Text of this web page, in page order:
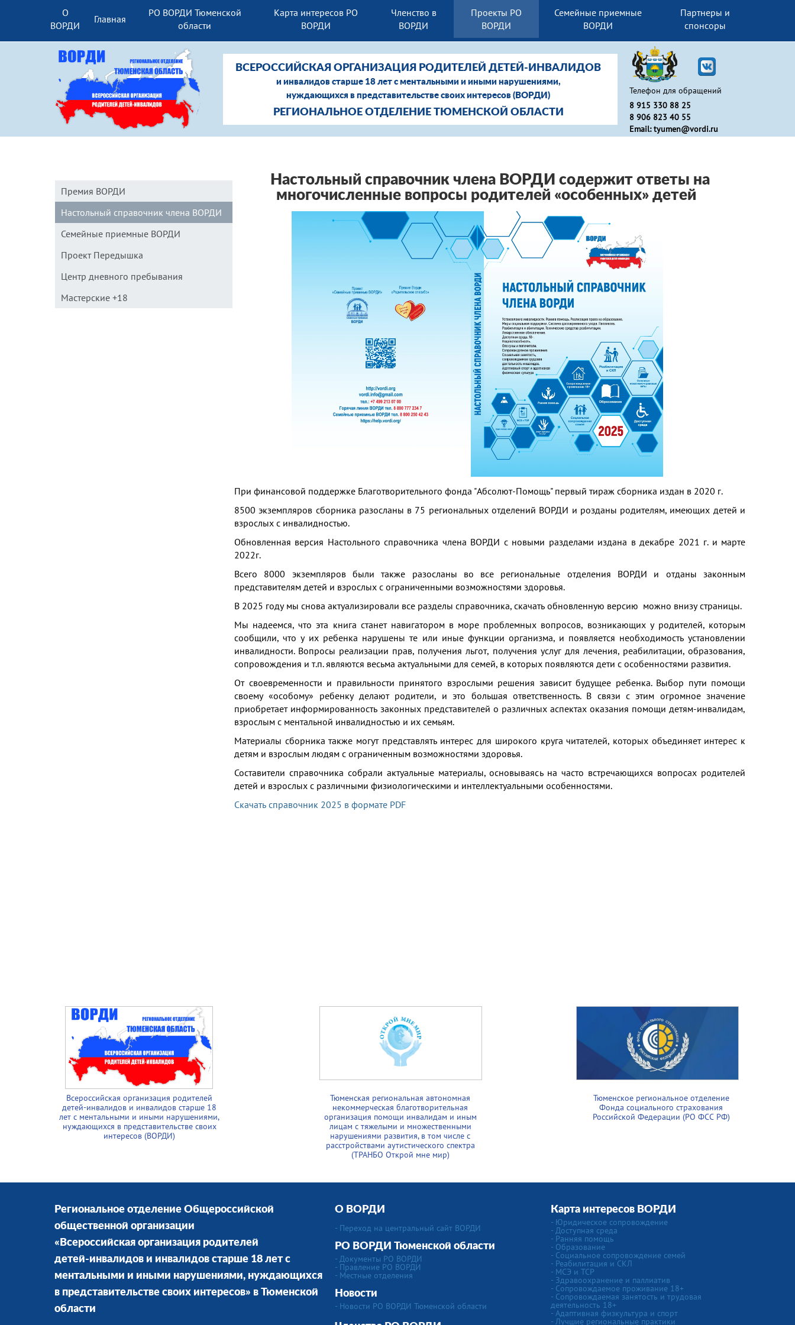
О
ВОРДИ
Главная
РО ВОРДИ Тюменской
области
Карта интересов РО
ВОРДИ
Членство в
ВОРДИ
Проекты РО
ВОРДИ
Семейные приемные
ВОРДИ
Партнеры и
спонсоры
Телефон для обращений
8 915 330 88 25
8 906 823 40 55
Email: tyumen@vordi.ru
ВСЕРОССИЙСКАЯ ОРГАНИЗАЦИЯ РОДИТЕЛЕЙ ДЕТЕЙ-ИНВАЛИДОВ
и инвалидов старше 18 лет с ментальными и иными нарушениями,
нуждающихся в представительстве своих интересов (ВОРДИ)
РЕГИОНАЛЬНОЕ ОТДЕЛЕНИЕ ТЮМЕНСКОЙ ОБЛАСТИ
При финансовой поддержке Благотворительного фонда "Абсолют-Помощь" первый тираж сборника издан в 2020 г.
8500 экземпляров сборника разосланы в 75 региональных отделений ВОРДИ и розданы родителям, имеющих детей и
взрослых с инвалидностью.
Обновленная версия Настольного справочника члена ВОРДИ с новыми разделами издана в декабре 2021 г. и марте
2022г.
Всего 8000 экземпляров были также разосланы во все региональные отделения ВОРДИ и отданы законным
представителям детей и взрослых с ограниченными возможностями здоровья.
В 2025 году мы снова актуализировали все разделы справочника, скачать обновленную версию можно внизу страницы.
Мы надеемся, что эта книга станет навигатором в море проблемных вопросов, возникающих у родителей, которым
сообщили, что у их ребенка нарушены те или иные функции организма, и появляется необходимость установлении
инвалидности. Вопросы реализации прав, получения льгот, получения услуг для лечения, реабилитации, образования,
сопровождения и т.п. являются весьма актуальными для семей, в которых появляются дети с особенностями развития.
От своевременности и правильности принятого взрослыми решения зависит будущее ребенка. Выбор пути помощи
своему «особому» ребенку делают родители, и это большая ответственность. В связи с этим огромное значение
приобретает информированность законных представителей о различных аспектах оказания помощи детям-инвалидам,
взрослым с ментальной инвалидностью и их семьям.
Материалы сборника также могут представлять интерес для широкого круга читателей, которых объединяет интерес к
детям и взрослым людям с ограниченным возможностями здоровья.
Составители справочника собрали актуальные материалы, основываясь на часто встречающихся вопросах родителей
детей и взрослых с различными физиологическими и интеллектуальными особенностями.
Скачать справочник 2025 в формате PDF
Настольный справочник члена ВОРДИ содержит ответы на
многочисленные вопросы родителей «особенных» детей
Премия ВОРДИ
Настольный справочник члена ВОРДИ
Семейные приемные ВОРДИ
Проект Передышка
Центр дневного пребывания
Мастерские +18
Всероссийская организация родителей
детей-инвалидов и инвалидов старше 18
лет с ментальными и иными нарушениями,
нуждающихся в представительстве своих
интересов (ВОРДИ)
Тюменская региональная автономная
некоммерческая благотворительная
организация помощи инвалидам и иным
лицам с тяжелыми и множественными
нарушениями развития, в том числе с
расстройствами аутистического спектра
(ТРАНБО Открой мне мир)
Тюменское региональное отделение
Фонда социального страхования
Российской Федерации (РО ФСС РФ)
Региональное отделение Общероссийской
общественной организации
«Всероссийская организация родителей
детей-инвалидов и инвалидов старше 18 лет с
ментальными и иными нарушениями, нуждающихся
в представительстве своих интересов» в Тюменской
области
О ВОРДИ
- Переход на центральный сайт ВОРДИ
РО ВОРДИ Тюменской области
- Документы РО ВОРДИ
- Правление РО ВОРДИ
- Местные отделения
Новости
- Новости РО ВОРДИ Тюменской области
Карта интересов ВОРДИ
- Юридическое сопровождение
- Доступная среда
- Ранняя помощь
- Образование
- Социальное сопровождение семей
- Реабилитация и СКЛ
- МСЭ и ТСР
- Здравоохранение и паллиатив
- Сопровождаемое проживание 18+
- Сопровождаемая занятость и трудовая
деятельность 18+
- Адаптивная физкультура и спорт
- Лучшие региональные практики